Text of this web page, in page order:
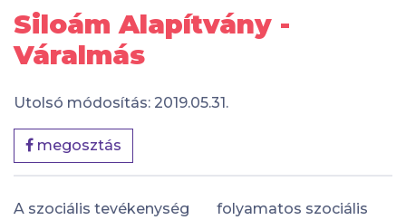
Siloám Alapítvány -
Váralmás
Utolsó módosítás: 2019.05.31.
megosztás
A szociális tevékenység
folyamatos szociális